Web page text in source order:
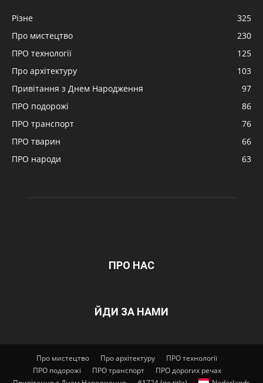
Різне
325
Про мистецтво
230
ПРО технології
125
Про архітектуру
103
Привітання з Днем Народження
97
ПРО подорожі
86
ПРО транспорт
76
ПРО тварин
66
ПРО народи
63
ПРО НАС
ЙДИ ЗА НАМИ
Про мистецтво Про архітектуру
ПРО технології
ПРО подорожі
ПРО транспорт
ПРО дорогих речах